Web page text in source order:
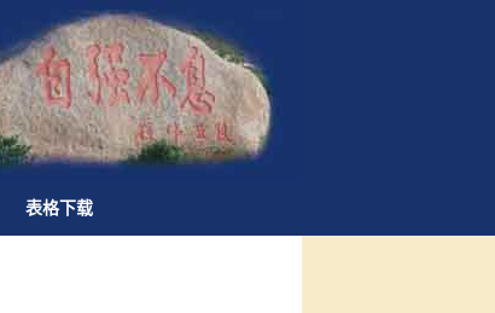
表格下载